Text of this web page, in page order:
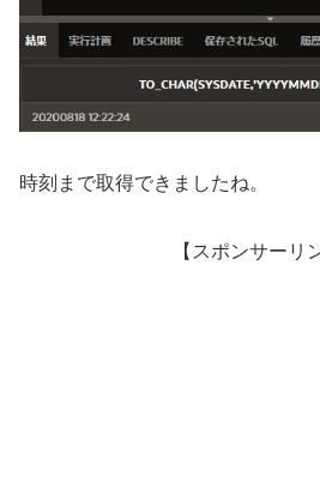
時刻まで取得できましたね。
【スポンサーリ